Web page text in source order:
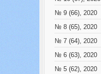
№ 9 (66), 2020
№ 8 (65), 2020
№ 7 (64), 2020
№ 6 (63), 2020
№ 5 (62), 2020